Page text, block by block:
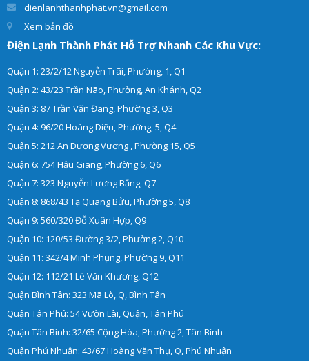
dienlanhthanhphat.vn@gmail.com
Xem bản đồ
Điện Lạnh Thành Phát Hỗ Trợ Nhanh Các Khu Vực:
Quận 1: 23/2/12 Nguyễn Trãi, Phường, 1, Q1
Quận 2: 43/23 Trần Não, Phường, An Khánh, Q2
Quận 3: 87 Trần Văn Đang, Phường 3, Q3
Quận 4: 96/20 Hoàng Diệu, Phường, 5, Q4
Quận 5: 212 An Dương Vương , Phường 15, Q5
Quận 6: 754 Hậu Giang, Phường 6, Q6
Quận 7: 323 Nguyễn Lương Bằng, Q7
Quận 8: 868/43 Tạ Quang Bửu, Phường 5, Q8
Quận 9: 560/320 Đỗ Xuân Hợp, Q9
Quận 10: 120/53 Đường 3/2, Phường 2, Q10
Quận 11: 342/4 Minh Phụng, Phường 9, Q11
Quận 12: 112/21 Lê Văn Khương, Q12
Quận Bình Tân: 323 Mã Lò, Q, Bình Tân
Quận Tân Phú: 54 Vườn Lài, Quận, Tân Phú
Quận Tân Bình: 32/65 Cộng Hòa, Phường 2, Tân Bình
Quận Phú Nhuận: 43/67 Hoàng Văn Thụ, Q, Phú Nhuận